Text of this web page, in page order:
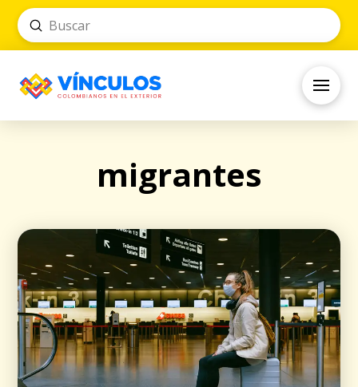
Search
Submit
migrantes